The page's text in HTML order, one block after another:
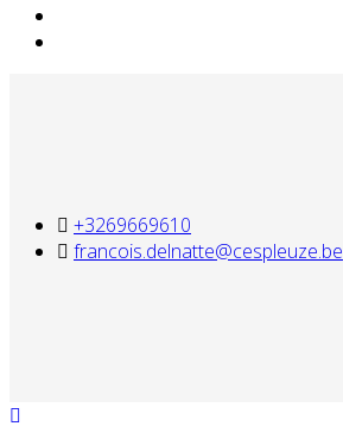
+3269669610
francois.delnatte@cespleuze.be